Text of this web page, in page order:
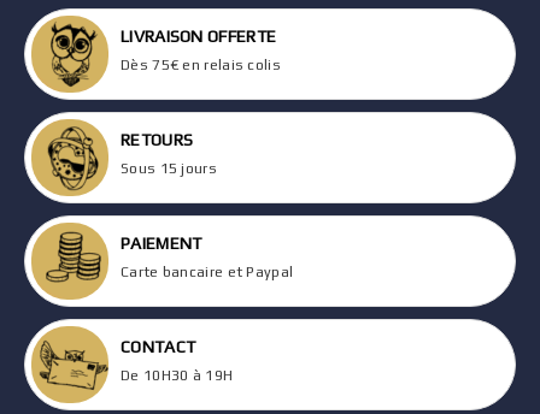
LIVRAISON OFFERTE
Dès 75€ en relais colis
RETOURS
Sous 15 jours
PAIEMENT
Carte bancaire et Paypal
CONTACT
De 10H30 à 19H